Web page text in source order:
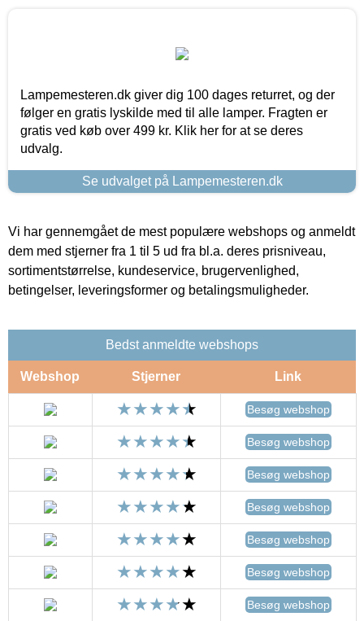
Lampemesteren.dk giver dig 100 dages returret, og der
følger en gratis lyskilde med til alle lamper. Fragten er
gratis ved køb over 499 kr. Klik her for at se deres
udvalg.
Se udvalget på Lampemesteren.dk
Vi har gennemgået de mest populære webshops og anmeldt
dem med stjerner fra 1 til 5 ud fra bl.a. deres prisniveau,
sortimentstørrelse, kundeservice, brugervenlighed,
betingelser, leveringsformer og betalingsmuligheder.
Bedst anmeldte webshops
Webshop Stjerner Link
Besøg webshop
Besøg webshop
Besøg webshop
Besøg webshop
Besøg webshop
Besøg webshop
Besøg webshop